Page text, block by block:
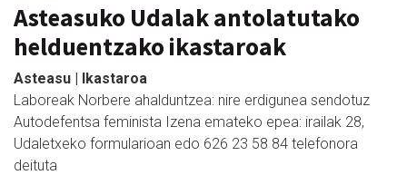
Asteasuko Udalak antolatutako
helduentzako ikastaroak
Asteasu | Ikastaroa
Laboreak Norbere ahalduntzea: nire erdigunea sendotuz
Autodefentsa feminista Izena emateko epea: irailak 28,
Udaletxeko formularioan edo 626 23 58 84 telefonora
deituta